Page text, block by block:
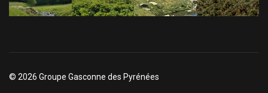
© 2026 Groupe Gasconne des Pyrénées